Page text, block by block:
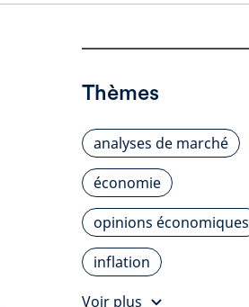
Thèmes
analyses de marché
économie
opinions économiques
inflation
Voir plus